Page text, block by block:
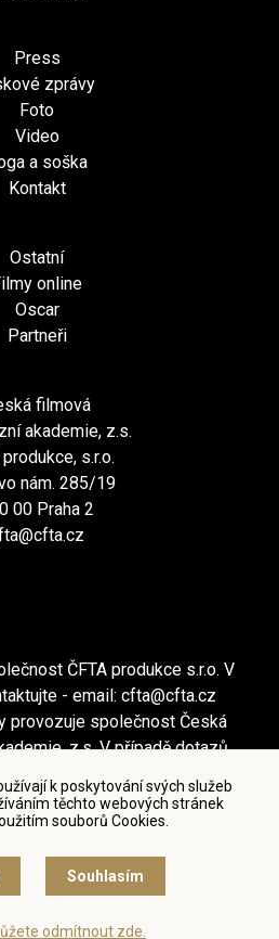
k poskytování svých služeb
těchto webových stránek
souborů Cookies.
Souhlasím
odmítnout zde.
Press
zprávy
Foto
Video
a soška
Kontakt
Ostatní
online
Oscar
Partneři
filmová
akademie, z.s.
produkce, s.r.o.
nám. 285/19
00 Praha 2
ČFTA produkce s.r.o. V
- email: cfta@cfta.cz
provozuje společnost Česká
z.s. V případě dotazů
ochrany osobních údajů
cookies